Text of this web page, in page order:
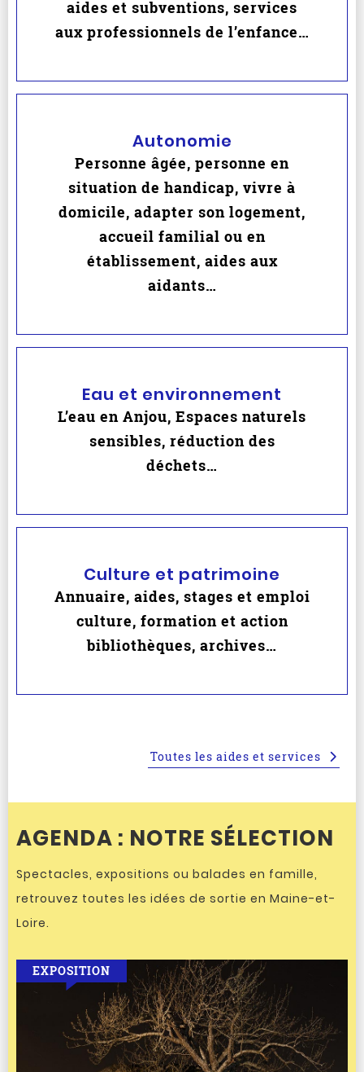
aides et subventions, services
aux professionnels de l’enfance…
Autonomie
Personne âgée, personne en
situation de handicap, vivre à
domicile, adapter son logement,
accueil familial ou en
établissement, aides aux
aidants…
Eau et environnement
L’eau en Anjou, Espaces naturels
sensibles, réduction des
déchets…
Culture et patrimoine
Annuaire, aides, stages et emploi
culture, formation et action
bibliothèques, archives…
Toutes les aides et services
AGENDA : NOTRE SÉLECTION
Spectacles, expositions ou balades en famille,
retrouvez toutes les idées de sortie en Maine-et-
Loire.
EXPOSITION